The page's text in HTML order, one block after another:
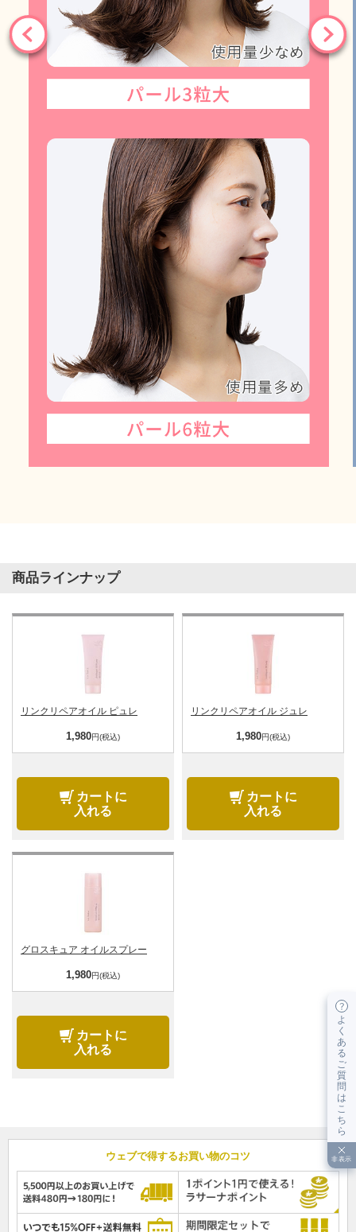
商品ラインナップ
リンクリペアオイル ピュレ
1,980円(税込)
カートに
入れる
リンクリペアオイル ジュレ
1,980円(税込)
カートに
入れる
グロスキュア オイルスプレー
1,980円(税込)
カートに
入れる
ウェブで得するお買い物のコツ
よ
く
あ
る
ご
質
問
は
こ
ち
ら
非表示